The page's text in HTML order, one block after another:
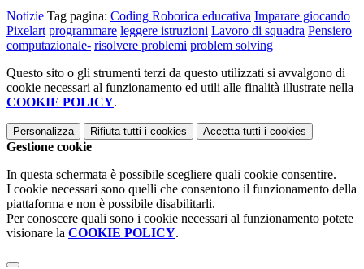
Notizie Tag pagina: Coding Roborica educativa Imparare giocando
Pixelart programmare leggere istruzioni Lavoro di squadra Pensiero
computazionale- risolvere problemi problem solving
Questo sito o gli strumenti terzi da questo utilizzati si avvalgono di
cookie necessari al funzionamento ed utili alle finalità illustrate nella
COOKIE POLICY.
Personalizza Rifiuta tutti i cookies Accetta tutti i cookies
Gestione cookie
In questa schermata è possibile scegliere quali cookie consentire.
I cookie necessari sono quelli che consentono il funzionamento della
piattaforma e non è possibile disabilitarli.
Per conoscere quali sono i cookie necessari al funzionamento potete
visionare la COOKIE POLICY.